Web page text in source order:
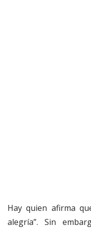
Hay quien afirma
alegría”. Sin